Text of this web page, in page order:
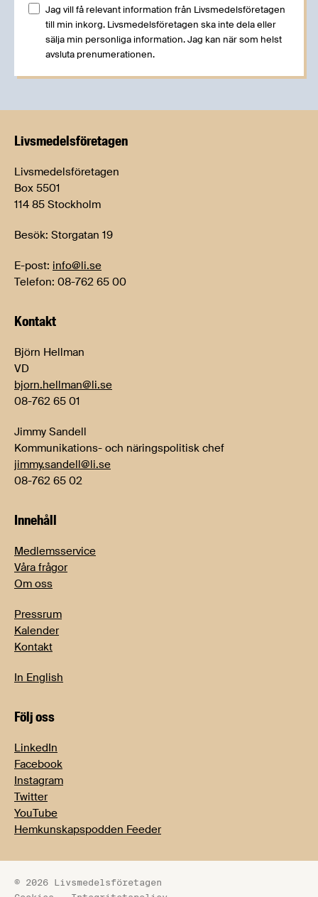
Jag vill få relevant information från Livsmedelsföretagen
till min inkorg. Livsmedelsföretagen ska inte dela eller
sälja min personliga information. Jag kan när som helst
avsluta prenumerationen.
Livsmedels­företagen
Livsmedelsföretagen
Box 5501
114 85 Stockholm
Besök: Storgatan 19
E-post: info@li.se
Telefon: 08-762 65 00
Kontakt
Björn Hellman
VD
bjorn.hellman@li.se
08-762 65 01
Jimmy Sandell
Kommunikations- och näringspolitisk chef
jimmy.sandell@li.se
08-762 65 02
Innehåll
Medlemsservice
Våra frågor
Om oss
Pressrum
Kalender
Kontakt
In English
Följ oss
LinkedIn
Facebook
Instagram
Twitter
YouTube
Hemkunskapspodden Feeder
© 2026 Livsmedelsföretagen